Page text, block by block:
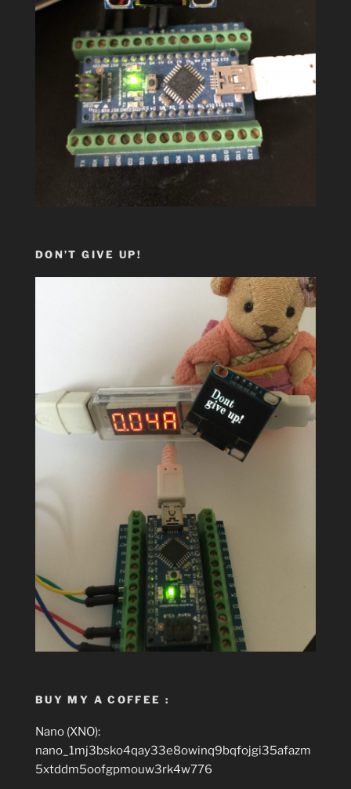
DON’T GIVE UP!
BUY MY A COFFEE :
Nano (XNO):
nano_1mj3bsko4qay33e8owinq9bqfojgi35afazm
5xtddm5oofgpmouw3rk4w776